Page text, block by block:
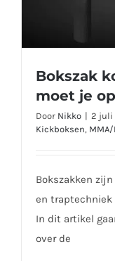
Bokszak
op
Bokszak
moet je
Door Nikko | 2 juli
Kickboksen,
Bokszakken
en traptechniek
In dit artikel
over de